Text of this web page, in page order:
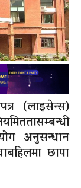
(लाइसेन्स)
अनुसन्धान
छापा